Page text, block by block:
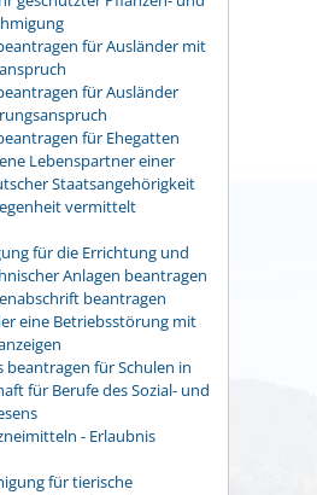
für Ausländer mit
für Ausländer
für Ehegatten
Lebenspartner einer
Staatsangehörigkeit
vermittelt
für die Errichtung und
Anlagen beantragen
beantragen
eine Betriebsstörung mit
beantragen für Schulen in
für Berufe des Sozial- und
- Erlaubnis
für tierische